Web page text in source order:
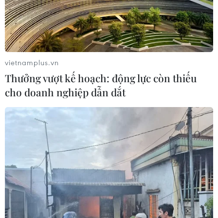
Nhật Bản: Nội các thông qua chính
sách giảm thuế tiêu thụ thực phẩm
xuống 1%
05/08/2026 15:30
Ngành Hải quan đẩy mạnh cải cách
thể chế và hiện đại hóa công tác
quản lý
05/08/2026 12:35
Ngân hàng trước làn sóng AI: Dữ liệu
là đòn bẩy, quản trị là chìa khóa
05/08/2026 09:25
vietnamplus.vn
Thưởng vượt kế hoạch: động lực còn thiếu
cho doanh nghiệp dẫn dắt